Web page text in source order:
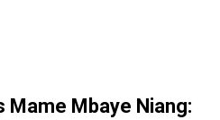
Mame Mbaye Niang: